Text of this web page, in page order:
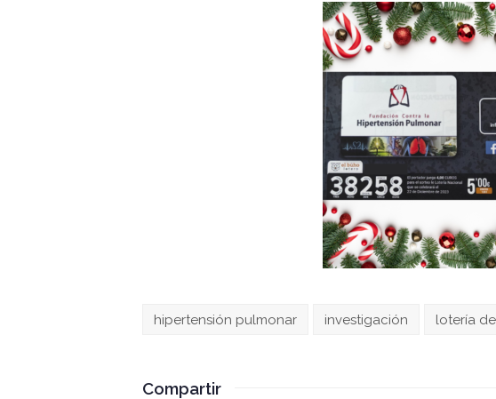
hipertensión pulmonar investigación lotería
Compartir